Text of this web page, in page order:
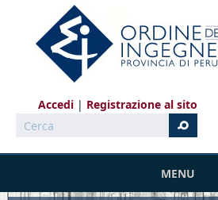
Salta al contenuto principale
Accedi
Registrazione al sito
Cerca
MENU